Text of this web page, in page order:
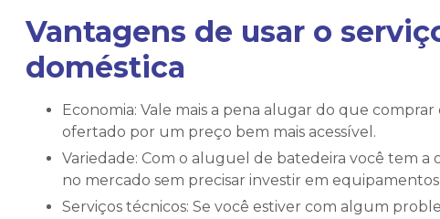
Vantagens de usar o
doméstica
Economia: Vale mais a pena alugar do que comprar quando se trata de equipamentos, pois o aluguel é
ofertado por um preço bem mais acessível.
Variedade: Com o aluguel de batedeira você tem a oportunidade de experimentar as últimas novidades
no mercado sem precisar investir em
Serviços técnicos: Se você estiver com algum problema na sua batedeira, não precisa se preocupar, pois